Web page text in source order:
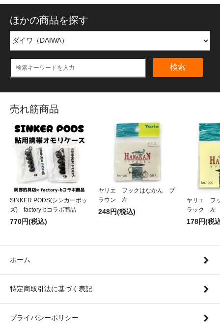
ほかの商品を探す
検索
売れ筋商品
SINKER PODS(シンカーポッ
ズ) factory-bコラボ商品
770円(税込)
ヤリエ フックはなかん ブ
ラウン 左
248円(税込)
ヤリエ フ
ラック 左
178円(税
ホーム
特定商取引法に基づく表記
プライバシーポリシー